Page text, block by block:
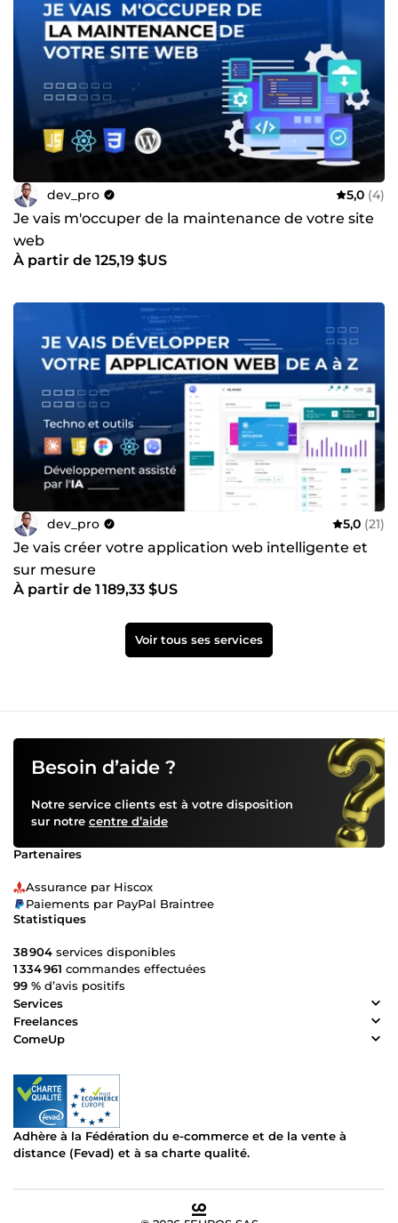
dev_pro 5,0 (4)
Je vais m'occuper de la maintenance de votre site
web
À partir de 125,19 $US
dev_pro 5,0 (21)
Je vais créer votre application web intelligente et
sur mesure
À partir de 1 189,33 $US
Voir tous ses services
Besoin d’aide ?
Notre service clients est à votre disposition
sur notre centre d’aide
Partenaires
Assurance par Hiscox
Paiements par PayPal Braintree
Statistiques
38 904 services disponibles
1 334 961 commandes effectuées
99 % d’avis positifs
Services
Freelances
ComeUp
Adhère à la Fédération du e-commerce et de la vente à
distance (Fevad) et à sa charte qualité.